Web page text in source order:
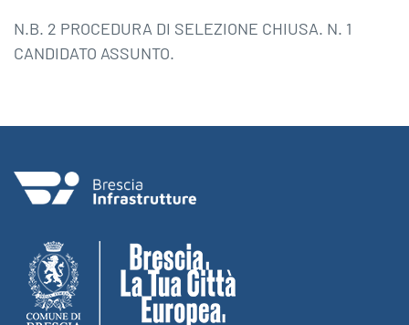
N.B. 2 PROCEDURA DI SELEZIONE CHIUSA. N. 1
CANDIDATO ASSUNTO.